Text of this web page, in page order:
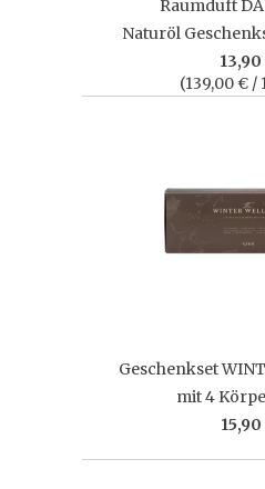
Raumduft
Naturöl
(139,00 € /
Geschenkset
mit 4